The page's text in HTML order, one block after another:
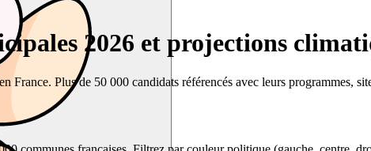
2026 et projections
France. Plus de 50 000 candidats référencés avec leurs programmes,